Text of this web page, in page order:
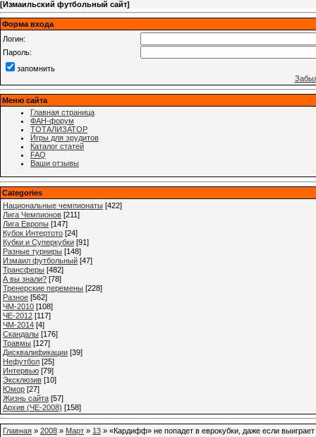
[Измаильский футбольный сайт]
Форма входа
Логин:
Пароль:
запомнить
Меню сайта
Главная страница
ФАН-форум
ТОТАЛИЗАТОР
Игры для эрудитов
Каталог статей
FAQ
Ваши отзывы
Categories
Национальные чемпионаты [422]
Лига Чемпионов [211]
Лига Европы [147]
Кубок Интертото [24]
Кубки и Суперкубки [91]
Разные турниры [148]
Измаил футбольный [47]
Трансферы [482]
А вы знали? [78]
Тренерские перемены [228]
Разное [562]
ЧМ-2010 [108]
ЧЕ-2012 [117]
ЧМ-2014 [4]
Cкандалы [176]
Травмы [127]
Дисквалификации [39]
Нефутбол [25]
Интервью [79]
Эксклюзив [10]
Юмор [27]
Жизнь сайта [57]
Архив (ЧЕ-2008) [158]
Главная » 2008 » Март » 13 » «Кардифф» не попадет в еврокубки, даже если выиграет